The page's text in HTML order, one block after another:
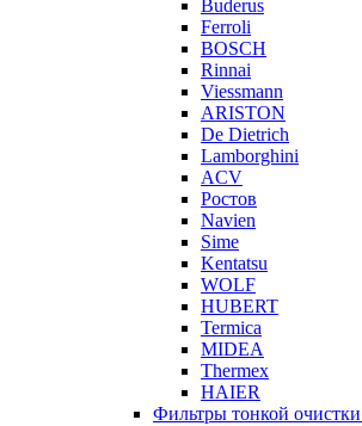
Buderus
Ferroli
BOSCH
Rinnai
Viessmann
ARISTON
De Dietrich
Lamborghini
ACV
Ростов
Navien
Sime
Kentatsu
WOLF
HUBERT
Termica
MIDEA
Thermex
HAIER
Фильтры тонкой очистки